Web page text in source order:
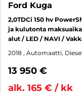
Ford Kuga
2,0TDCi 150 hv
ja kulutonta
alut / LED / NAVI /
2018 , Automaatti,
13 950 €
alk. 165 € / kk